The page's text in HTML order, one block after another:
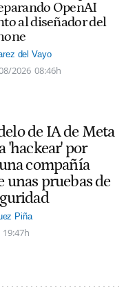
OpenAI
al diseñador del
del Vayo
2026 08:46h
de IA de Meta
'hackear' por
compañía
unas pruebas de
Piña
19:47h